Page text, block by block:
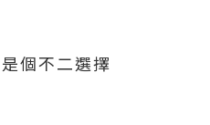
個不二選擇